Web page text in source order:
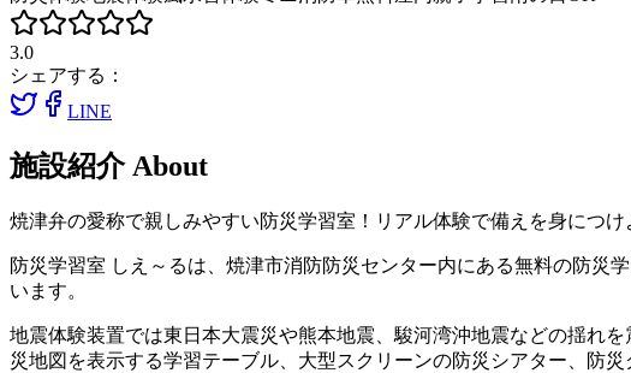
3.0
シェアする：
LINE
施設紹介 About
焼津弁の愛称で親しみやすい防災学習室！リアル体験で備えを身につけ
防災学習室 しえ～るは、焼津市消防防災センター内にある無料の防災
います。
地震体験装置では東日本大震災や熊本地震、駿河湾沖地震などの揺れ
災地図を表示する学習テーブル、大型スクリーンの防災シアター、防